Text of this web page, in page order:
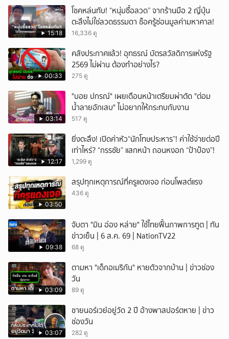
15:18
โชคหล่นทับ! “หนุ่มซื้อลวด” จากร้านมือ 2 ญี่ปุ่น
ตะลึงไม่ใช่ลวดธรรมดา ช็อครู้ซ่อนมูลค่ามหาศาล!
16,336 ดู
00:33
คลังประกาศแล้ว! อุทธรณ์ บัตรสวัสดิการแห่งรัฐ
2569 ไม่ผ่าน ต้องทำอย่างไร?
275 ดู
03:14
"บอย ปกรณ์" เผยเดือนหน้าเตรียมผ่าตัด "ต่อม
น้ำลายอักเสบ" ไม่อยากให้กระทบกับงาน
517 ดู
12:17
ยิ่งตะลึง! เปิดค่าหัว“นักโทษประหาร”! ค่าใช้จ่ายต่อปี
เท่าไหร่? “กรรชัย” แสกหน้า ถอนหงอก “ป้าป๋อง”!
1,299 ดู
03:50
สรุปทุกเหตุการณ์ที่ครูแดงเจอ ก่อนโพสต์แรง
436 ดู
09:38
จับตา "มิน อ่อง หล่าย" ใช้ไทยฟื้นภาพการทูต | ทัน
ข่าวเย็น | 6 ส.ค. 69 | NationTV22
68 ดู
03:09
ตามหา "เด็กอเมริกัน" หายตัวจากบ้าน | ข่าวช่อง
วัน
89 ดู
03:07
ชายนอร์เวย์อยู่วัด 2 ปี อ้างพาสปอร์ตหาย | ข่าว
ช่องวัน
282 ดู